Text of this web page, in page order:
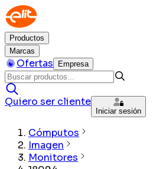
Productos
Marcas
Ofertas Empresa
Quiero ser cliente
Iniciar sesión
Cómputos
Imagen
Monitores